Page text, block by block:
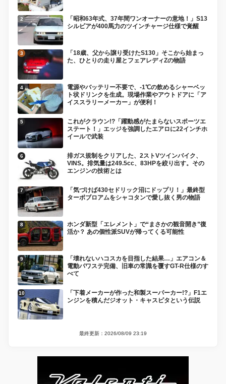
「昭和63年式、37年間ワンオーナーの意地！」S13
シルビアが400馬力のツインチャージ仕様で覚醒
「18歳、父から譲り受けたS130」そこから始まっ
た、ひとりの走り屋とフェアレディZの物語
電源やバッテリー不要で、-1℃の飲めるシャーベッ
ト状ドリンクを生成。現場作業やアウトドアに「ア
イススラリーメーカー」が便利！
これがクラウン!?「躍動感がたまらないスポーツエ
ステート！」エッジを強調したエアロに22インチホ
イールで武装
排ガス規制をクリアした、2ストVツインバイク、
VINS。排気量は249.5cc、83HPを絞り出す。その
エンジンの技術とは
「気づけば430セドリック沼にドップリ！」最終型
ターボブロアムをシャコタンで愛し抜く男の物語
ホンダ新型「エレメント」で“まさかの観音開き”復
活か？ あの個性派SUVが帰ってくる可能性
「壊れないハコスカを目指した結果…」エアコン＆
電動パワステ完備、旧車の常識を覆すGT-R仕様のす
べて
「下着メーカーが作った和製スーパーカー!?」F1エ
ンジンを積んだジオット・キャスピタという伝説
最終更新：2026/08/09 23:19